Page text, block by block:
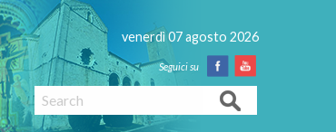
venerdì 07 agosto 2026
Facebook
Youtube
Search